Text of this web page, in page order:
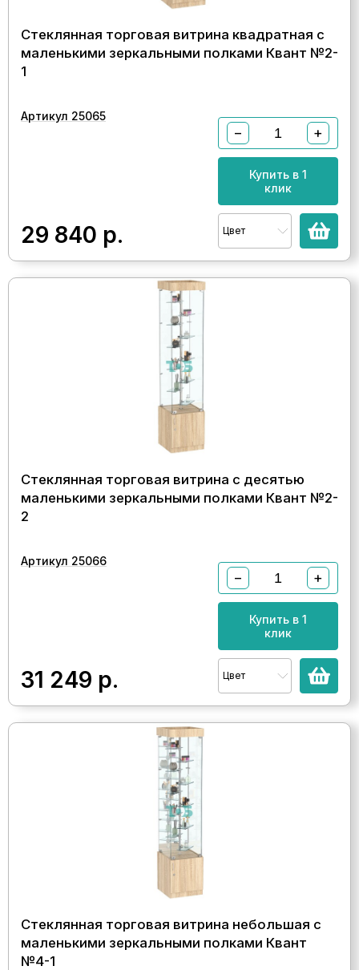
Стеклянная торговая витрина квадратная с
маленькими зеркальными полками Квант №2-
1
Артикул 25065
29 840 р.
− +
Купить в 1
клик
Цвет
Стеклянная торговая витрина с десятью
маленькими зеркальными полками Квант №2-
2
Артикул 25066
31 249 р.
− +
Купить в 1
клик
Цвет
Стеклянная торговая витрина небольшая с
маленькими зеркальными полками Квант
№4-1